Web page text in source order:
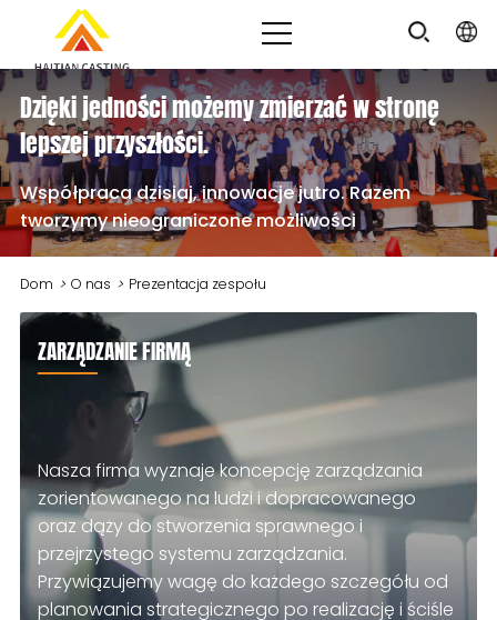
Dzięki jedności możemy zmierzać w stronę
lepszej przyszłości.
Współpraca dzisiaj, innowacje jutro. Razem
tworzymy nieograniczone możliwości
Dom > O nas > Prezentacja zespołu
ZARZĄDZANIE FIRMĄ
Nasza firma wyznaje koncepcję zarządzania
zorientowanego na ludzi i dopracowanego
oraz dąży do stworzenia sprawnego i
przejrzystego systemu zarządzania.
Przywiązujemy wagę do każdego szczegółu od
planowania strategicznego po realizację i ściśle